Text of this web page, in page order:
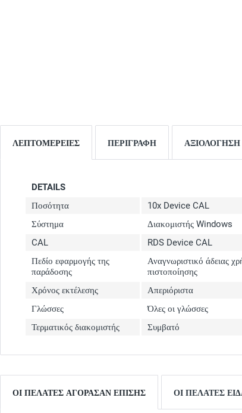
ΛΕΠΤΟΜΈΡΕΙΕΣ ΠΕΡΙΓΡΑΦΉ ΑΞΙΟΛΌΓΗΣΗ
DETAILS
Ποσότητα
10x Device CAL
Σύστημα
Διακομιστής Windows
CAL
RDS Device CAL
Πεδίο εφαρμογής της
παράδοσης
Αναγνωριστικό άδειας
πιστοποίησης
Χρόνος εκτέλεσης
Απεριόριστα
Γλώσσες
Όλες οι γλώσσες
Τερματικός διακομιστής
Συμβατό
ΟΙ ΠΕΛΆΤΕΣ ΑΓΌΡΑΣΑΝ ΕΠΊΣΗΣ ΟΙ ΠΕΛΆΤΕΣ